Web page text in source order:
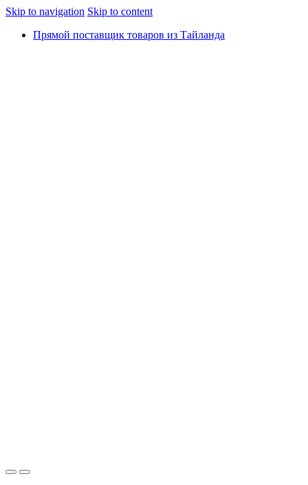
Skip to navigation Skip to content
Прямой поставщик товаров из Тайланда